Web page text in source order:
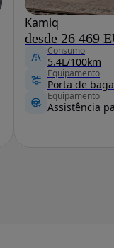
Kamiq
desde 26 469
Consumo
5.4L/100km
Equipamento
Equipamento
Assistência